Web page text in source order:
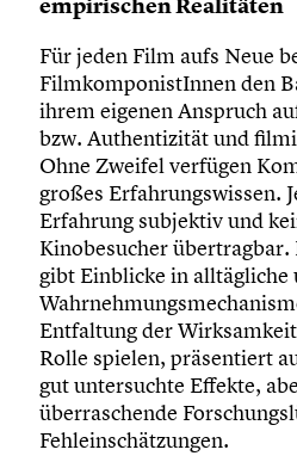
Für jeden Film aufs Neue
FilmkomponistInnen den
ihrem eigenen Anspruch
bzw. Authentizität und
Ohne Zweifel verfügen
großes Erfahrungswissen.
Erfahrung subjektiv und
Kinobesucher
gibt Einblicke in alltägliche
Entfaltung der
Rolle spielen, präsentiert
gut untersuchte Effekte,
überraschende
Fehleinschätzungen.